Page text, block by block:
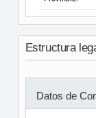
Estructura
Datos de